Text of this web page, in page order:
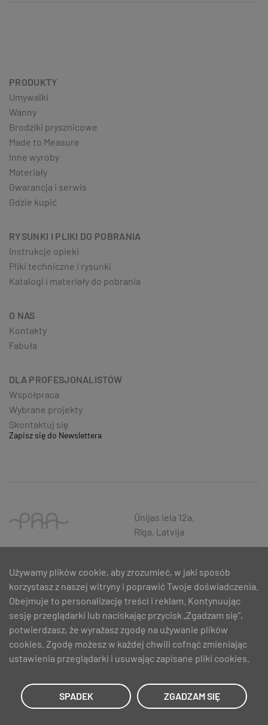
PRODUKTY
Umywalki
Wanny
Brodziki prysznicowe
Made to Measure
Inne wyroby
Materiały
Gwarancja i serwis
Gdzie kupić
RYSUNKI I PLIKI DO POBRANIA
Instrukcje opieki
Pliki techniczne i rysunki
Katalogi i materiały do pobrania
O NAS
Kontakty
Fabuła
DLA PROFESJONALISTÓW
Współpraca
Wybrane projekty
Skontaktuj się
Zapisz się do Newslettera
Ūnijas iela 12a,
Rīga, Latvija
saņemšanu pasākuma “Atbalsts MVU inovatīvas uzņēmējdarbības
attīstībai”, ko līdzfinansē Eiropas Reģionālās attīstības fonds.
Używamy plików cookie, aby zrozumieć, w jaki sposób
korzystasz z naszej witryny i poprawić Twoje doświadczenia.
Obejmuje to personalizację treści i reklam. Kontynuując
sesję przeglądarki lub naciskając przycisk „Zgadzam się”,
potwierdzasz, że wyrażasz zgodę na używanie plików
cookies. Zgodę możesz w każdej chwili cofnąć zmieniając
ustawienia przeglądarki i usuwając zapisane pliki cookies.
SPADEK ZGADZAM SIĘ